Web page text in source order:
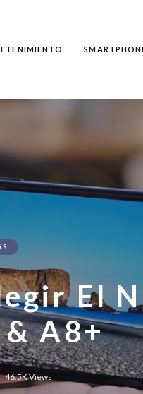
El
A8+
46.5KViews